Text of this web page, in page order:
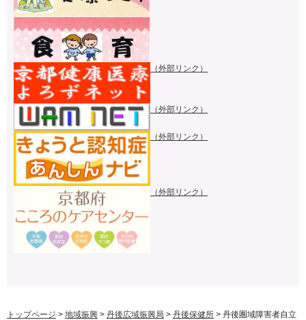
（外部リンク）
（外部リンク）
（外部リンク）
（外部リンク）
トップページ > 地域振興 > 丹後広域振興局 > 丹後保健所 > 丹後圏域障害者自立